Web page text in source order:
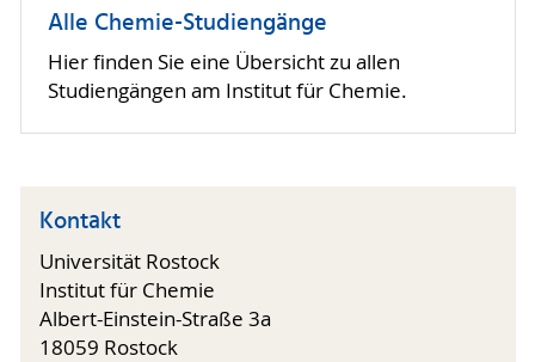
Alle Chemie-Studiengänge
Hier finden Sie eine Übersicht zu allen
Studiengängen am Institut für Chemie.
Kontakt
Universität Rostock
Institut für Chemie
Albert-Einstein-Straße 3a
18059 Rostock